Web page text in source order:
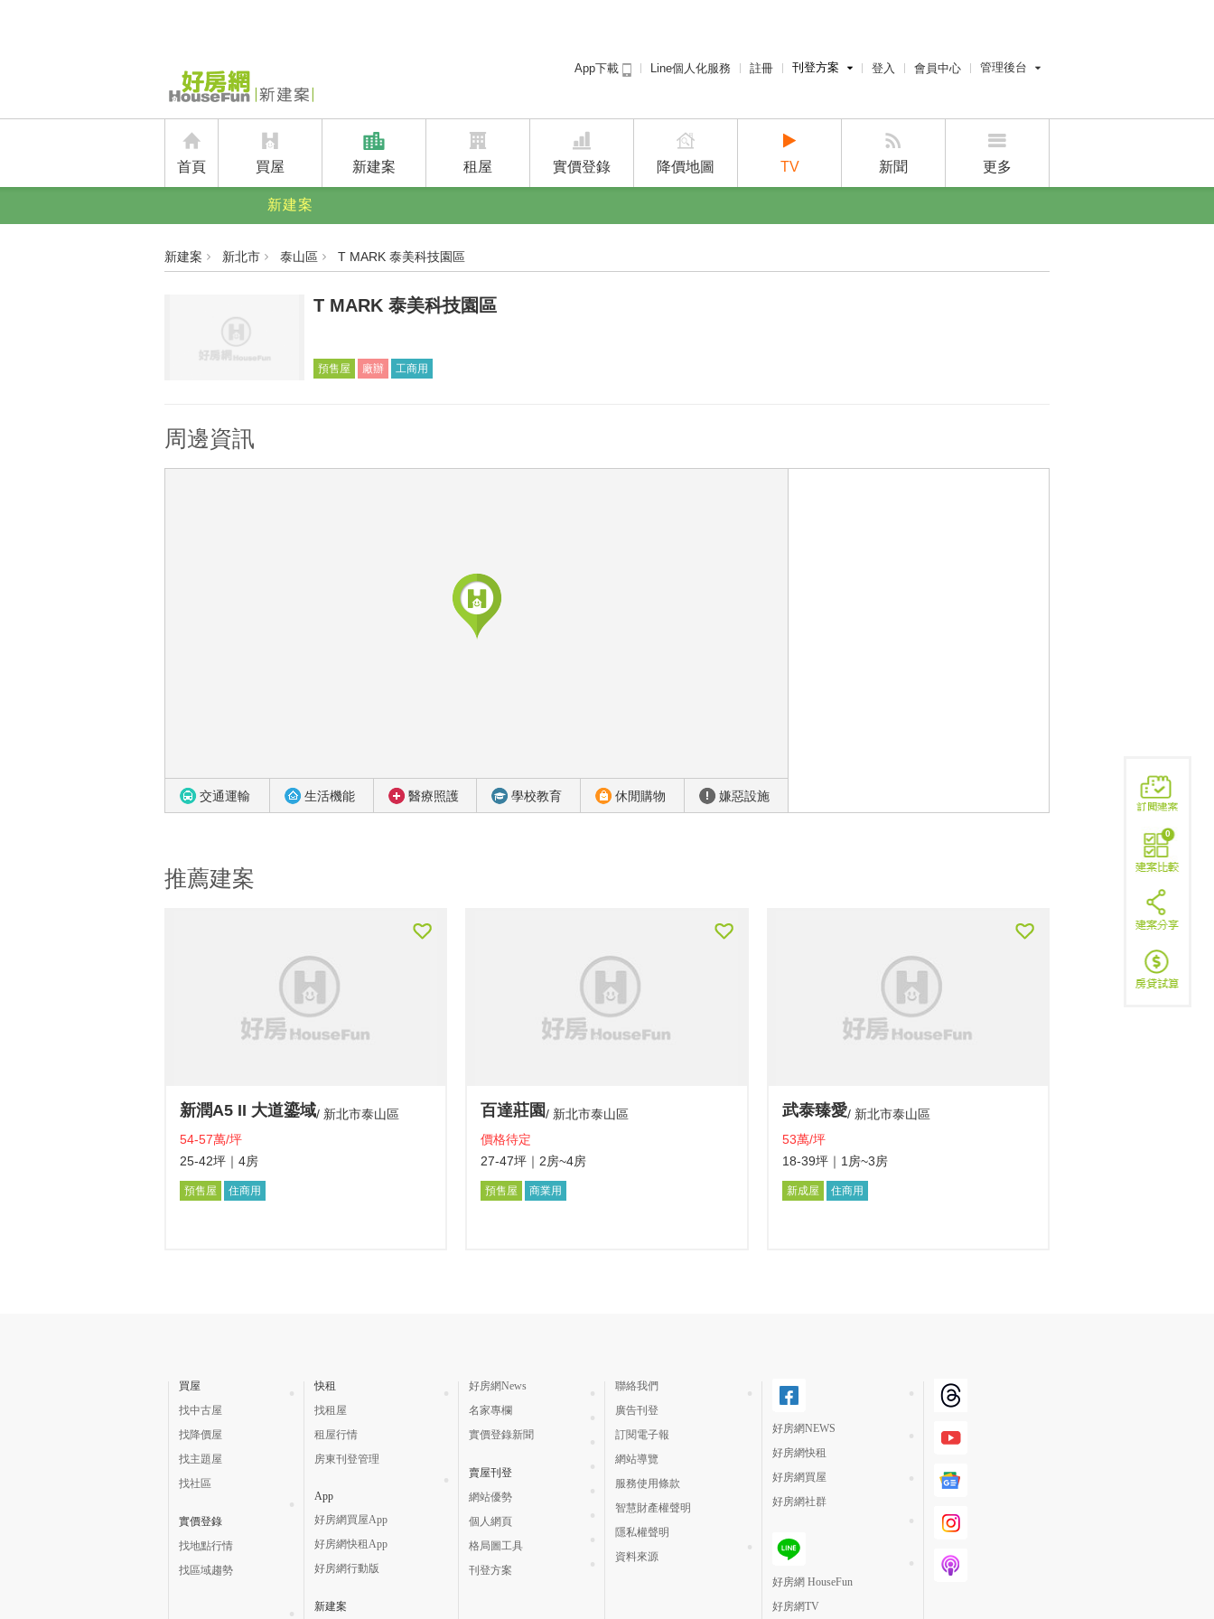
App下載 Line個人化服務 註冊 刊登方案
廣告刊登
建案刊登
登入 會員中心 管理後台
屋主管理後台
首頁 買屋 新建案 租屋 實價登錄 降價地圖 TV 新聞 更多
新建案
新建案 新北市 泰山區 T MARK 泰美科技園區
T MARK 泰美科技園區
預售屋 廠辦 工商用
周邊資訊
交通運輸 生活機能 醫療照護 學校教育 休閒購物 嫌惡設施
推薦建案
新潤A5 II 大道鎏域 新北市泰山區
54-57萬/坪
25-42坪 ｜4房
預售屋 住商用
百達莊園
新北市泰山區
價格待定
27-47坪 ｜2房~4房
預售屋 商業用
武泰臻愛 新北市泰山區
53萬/坪
18-39坪｜1房~3房
新成屋 住商用
0
買屋
找中古屋
找降價屋
找主題屋
找社區
實價登錄
找地點行情
找區域趨勢
快租
找租屋
租屋行情
房東刊登管理
App
好房網買屋App
好房網快租App
好房網行動版
新建案
好房網News
名家專欄
實價登錄新聞
賣屋刊登
網站優勢
個人網頁
格局圖工具
刊登方案
聯絡我們
廣告刊登
訂閱電子報
網站導覽
服務使用條款
智慧財產權聲明
隱私權聲明
資料來源
好房網NEWS
好房網快租
好房網買屋
好房網社群
好房網 HouseFun
好房網TV